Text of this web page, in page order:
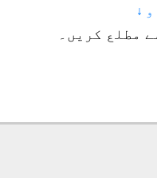
14 - اللہ اور آدم
↓
مطلع کریں۔